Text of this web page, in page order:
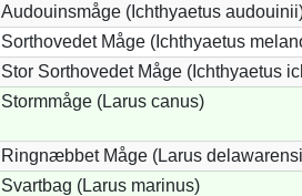
Audouinsmåge (Ichthyaetus
Sorthovedet Måge (Ichthyaetus
Stor Sorthovedet Måge (Ichthyaetus
Stormmåge (Larus canus)
Ringnæbbet Måge (Larus
Svartbag (Larus marinus)